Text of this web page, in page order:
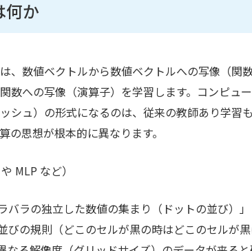
何か
、数値ベクトルから数値ベクトルへの写像（関
数への写像（演算子）を学習します。コンピュ
シュ）の形式になるのは、従来の教師あり学習
の思想が根本的に異なります。
や MLP など）
バラの独立した数値の集まり（ドットの並び）
びの規則（どこのセルが黒の時はどこのセルが